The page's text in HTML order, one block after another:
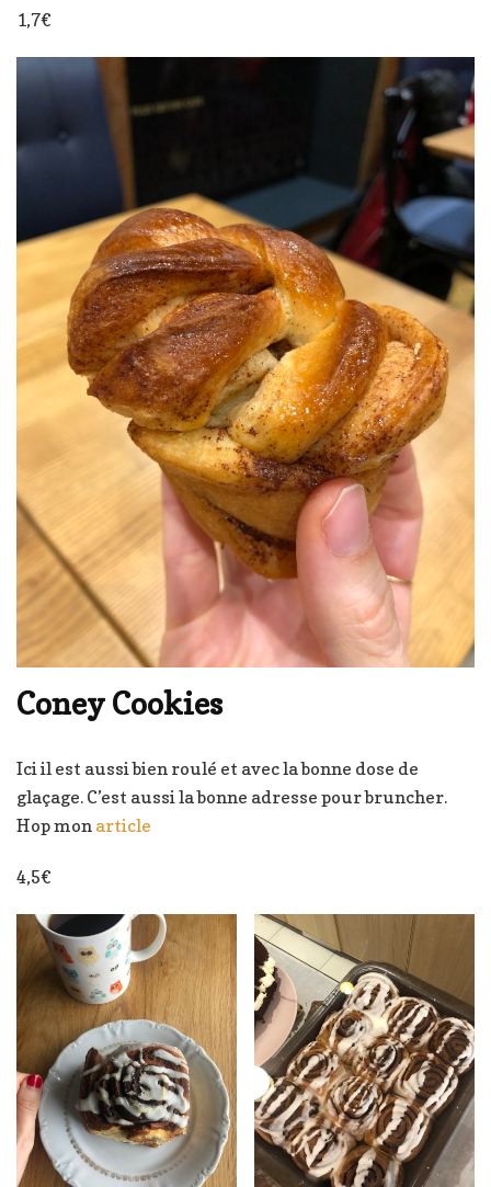
1,7€
Coney Cookies
Ici il est aussi bien roulé et avec la bonne dose de
glaçage. C’est aussi la bonne adresse pour bruncher.
Hop mon article
4,5€